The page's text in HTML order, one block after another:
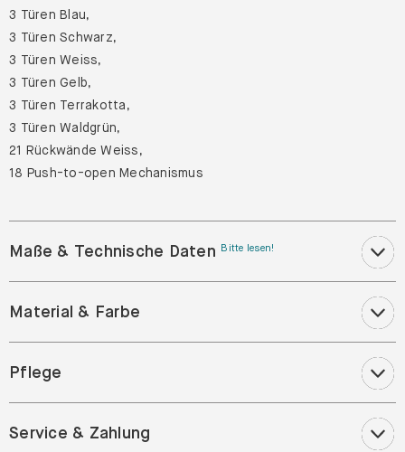
3 Türen Blau,
3 Türen Schwarz,
3 Türen Weiss,
3 Türen Gelb,
3 Türen Terrakotta,
3 Türen Waldgrün,
21 Rückwände Weiss,
18 Push-to-open Mechanismus
Maße & Technische Daten Bitte lesen!
Material & Farbe
Pflege
Service & Zahlung